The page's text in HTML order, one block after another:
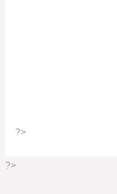
?>
?>